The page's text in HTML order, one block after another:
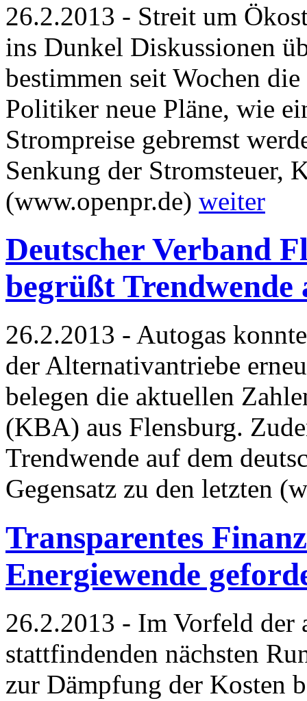
26.2.2013 - Streit um
ins Dunkel Diskussionen
bestimmen seit Wochen
Politiker neue Pläne, wie
Strompreise gebremst
Senkung der Stromsteuer,
(www.openpr.de) weiter
Deutscher Verband
begrüßt
26.2.2013 - Autogas
der Alternativantriebe
belegen die aktuellen
(KBA) aus Flensburg.
Trendwende auf dem
Gegensatz zu den letzten
Transparentes
Energiewende
26.2.2013 - Im Vorfeld der
stattfindenden nächsten
zur Dämpfung der Kosten